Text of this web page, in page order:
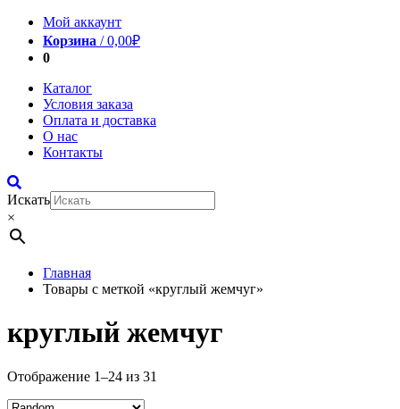
Мой аккаунт
Корзина /0,00₽
0
Каталог
Условия заказа
Оплата и доставка
О нас
Контакты
Искать
×
Главная
Товары с меткой «круглый жемчуг»
круглый жемчуг
Отображение 1–24 из 31